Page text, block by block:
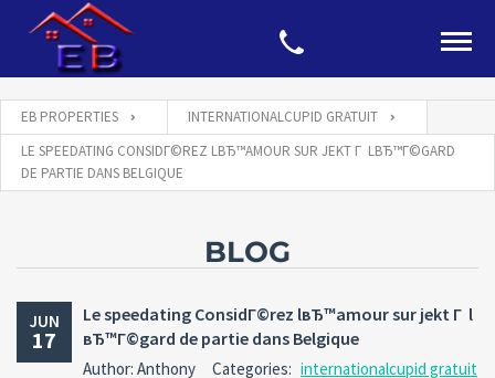
EB PROPERTIES
INTERNATIONALCUPID GRATUIT
LE SPEEDATING CONSIDГ©REZ LВЂ™AMOUR SUR JEKT Г LВЂ™Г©GARD
DE PARTIE DANS BELGIQUE
BLOG
JUN
17
Le speedating ConsidГ©rez lвЂ™amour sur jekt Г l
вЂ™Г©gard de partie dans Belgique
Author: Anthony Categories: internationalcupid gratuit